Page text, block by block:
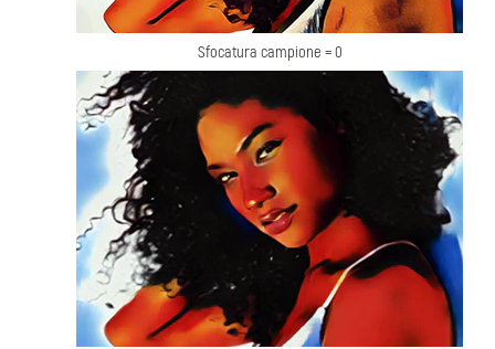
Sfocatura campione = 0